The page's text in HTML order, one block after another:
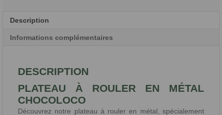
Description
Informations complémentaires
DESCRIPTION
PLATEAU À ROULER EN MÉTAL
CHOCOLOCO
Découvrez notre plateau à rouler en métal, spécialement